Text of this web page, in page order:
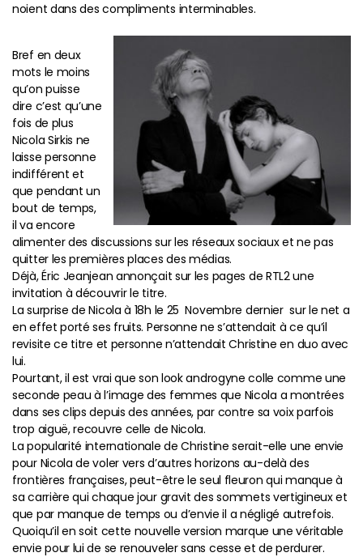
noient dans des compliments interminables.
Bref en deux
mots le moins
qu’on puisse
dire c’est qu’une
fois de plus
Nicola Sirkis ne
laisse personne
indifférent et
que pendant un
bout de temps,
il va encore
alimenter des discussions sur les réseaux sociaux et ne pas
quitter les premières places des médias.
Déjà, Éric Jeanjean annonçait sur les pages de RTL2 une
invitation à découvrir le titre.
La surprise de Nicola à 18h le 25 Novembre dernier sur le net a
en effet porté ses fruits. Personne ne s’attendait à ce qu’il
revisite ce titre et personne n’attendait Christine en duo avec
lui.
Pourtant, il est vrai que son look androgyne colle comme une
seconde peau à l’image des femmes que Nicola a montrées
dans ses clips depuis des années, par contre sa voix parfois
trop aiguë, recouvre celle de Nicola.
La popularité internationale de Christine serait-elle une envie
pour Nicola de voler vers d’autres horizons au-delà des
frontières françaises, peut-être le seul fleuron qui manque à
sa carrière qui chaque jour gravit des sommets vertigineux et
que par manque de temps ou d’envie il a négligé autrefois.
Quoiqu’il en soit cette nouvelle version marque une véritable
envie pour lui de se renouveler sans cesse et de perdurer.